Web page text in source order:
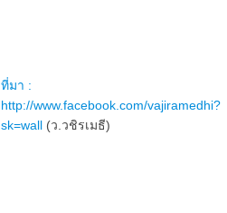
ที่มา :
http://www.facebook.com/vajiramedhi?
sk=wall (ว.วชิรเมธี)